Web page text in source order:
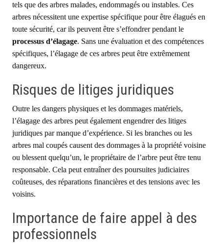
tels que des arbres malades, endommagés ou instables. Ces
arbres nécessitent une expertise spécifique pour être élagués en
toute sécurité, car ils peuvent être s’effondrer pendant le
processus d’élagage. Sans une évaluation et des compétences
spécifiques, l’élagage de ces arbres peut être extrêmement
dangereux.
Risques de litiges juridiques
Outre les dangers physiques et les dommages matériels,
l’élagage des arbres peut également engendrer des litiges
juridiques par manque d’expérience. Si les branches ou les
arbres mal coupés causent des dommages à la propriété voisine
ou blessent quelqu’un, le propriétaire de l’arbre peut être tenu
responsable. Cela peut entraîner des poursuites judiciaires
coûteuses, des réparations financières et des tensions avec les
voisins.
Importance de faire appel à des
professionnels